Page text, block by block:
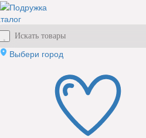
Выбери город